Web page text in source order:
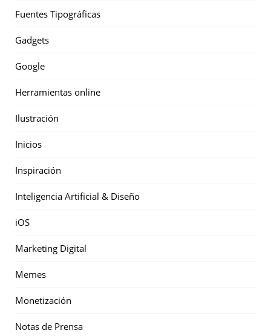
Fuentes Tipográficas
Gadgets
Google
Herramientas online
Ilustración
Inicios
Inspiración
Inteligencia Artificial & Diseño
iOS
Marketing Digital
Memes
Monetización
Notas de Prensa